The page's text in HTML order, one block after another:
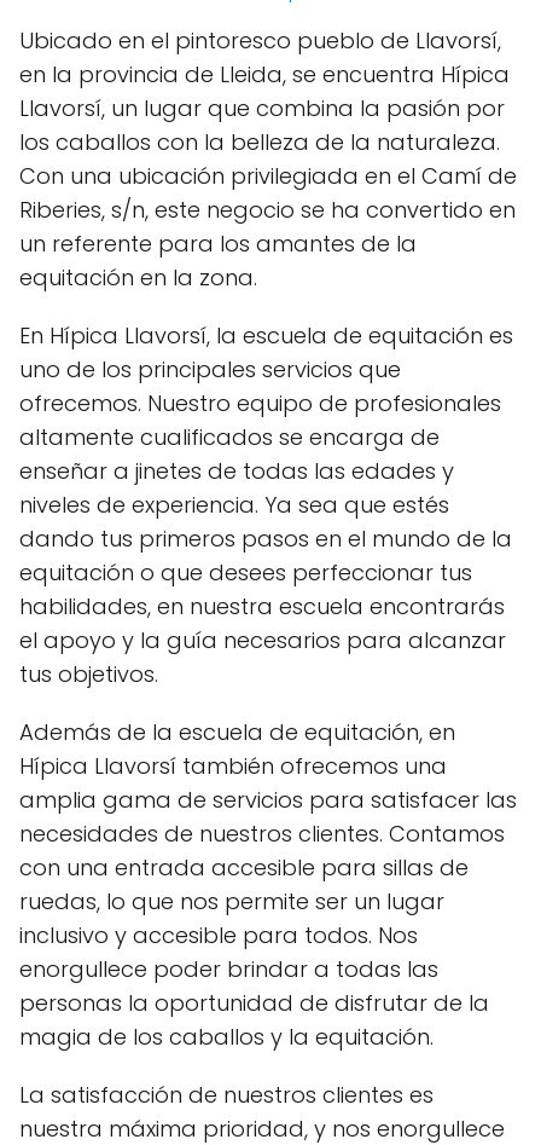
Ubicado en el pintoresco pueblo de Llavorsí,
en la provincia de Lleida, se encuentra Hípica
Llavorsí, un lugar que combina la pasión por
los caballos con la belleza de la naturaleza.
Con una ubicación privilegiada en el Camí de
Riberies, s/n, este negocio se ha convertido en
un referente para los amantes de la
equitación en la zona.
En Hípica Llavorsí, la escuela de equitación es
uno de los principales servicios que
ofrecemos. Nuestro equipo de profesionales
altamente cualificados se encarga de
enseñar a jinetes de todas las edades y
niveles de experiencia. Ya sea que estés
dando tus primeros pasos en el mundo de la
equitación o que desees perfeccionar tus
habilidades, en nuestra escuela encontrarás
el apoyo y la guía necesarios para alcanzar
tus objetivos.
Además de la escuela de equitación, en
Hípica Llavorsí también ofrecemos una
amplia gama de servicios para satisfacer las
necesidades de nuestros clientes. Contamos
con una entrada accesible para sillas de
ruedas, lo que nos permite ser un lugar
inclusivo y accesible para todos. Nos
enorgullece poder brindar a todas las
personas la oportunidad de disfrutar de la
magia de los caballos y la equitación.
La satisfacción de nuestros clientes es
nuestra máxima prioridad, y nos enorgullece